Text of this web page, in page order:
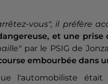
vous", il préfère
et une prise
par le PSIG de
embourbée dans
l'automobiliste